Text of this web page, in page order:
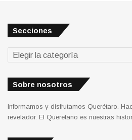
Secciones
Secciones
Sobre nosotros
Informamos y disfrutamos Querétaro.
revelador. El Queretano es nuestras